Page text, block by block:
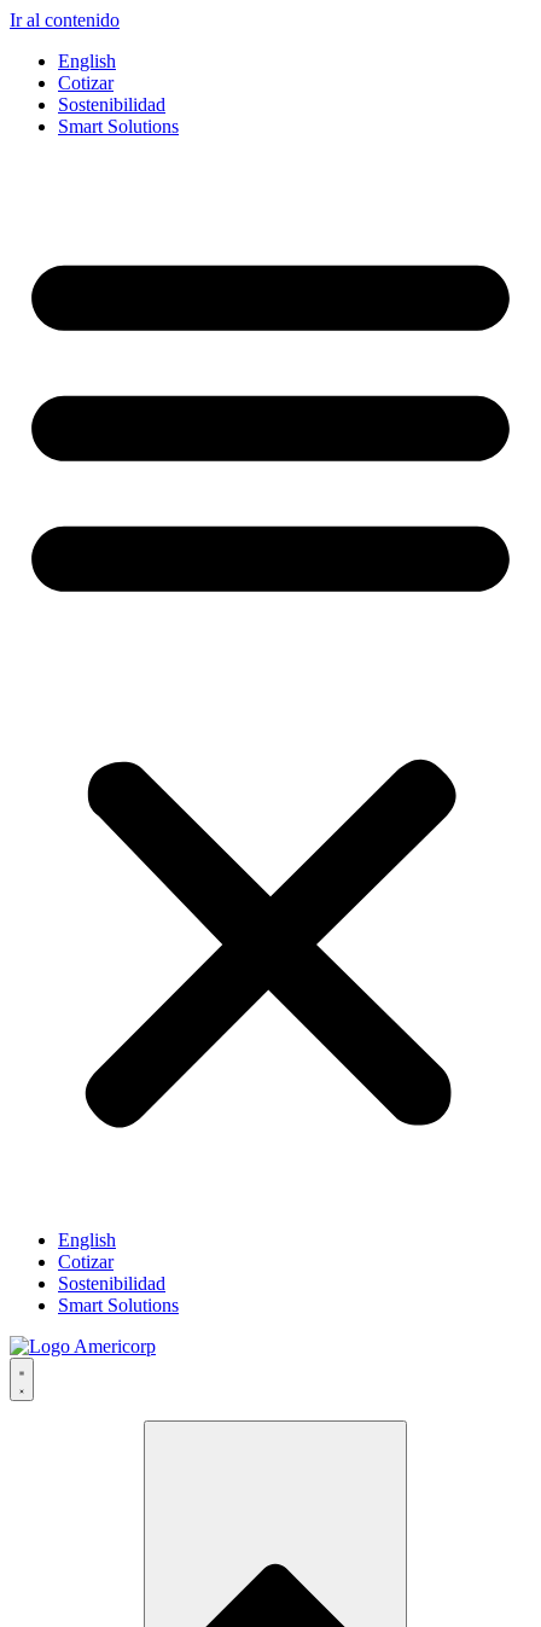
Ir al contenido
English
Cotizar
Sostenibilidad
Smart Solutions
English
Cotizar
Sostenibilidad
Smart Solutions